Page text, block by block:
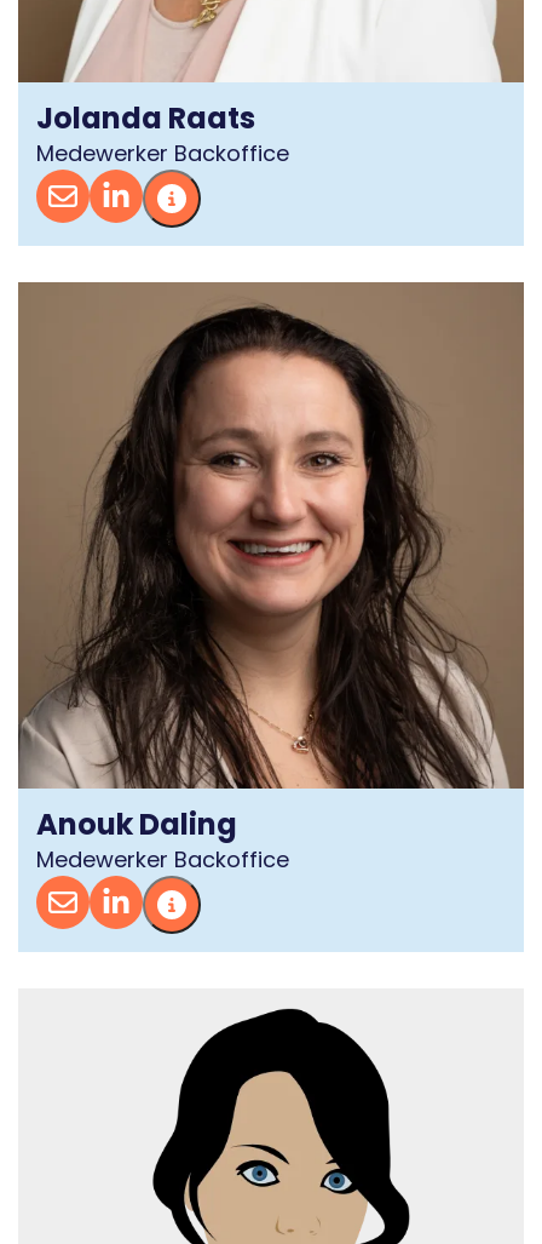
Jolanda Raats
Medewerker Backoffice
Anouk Daling
Medewerker Backoffice